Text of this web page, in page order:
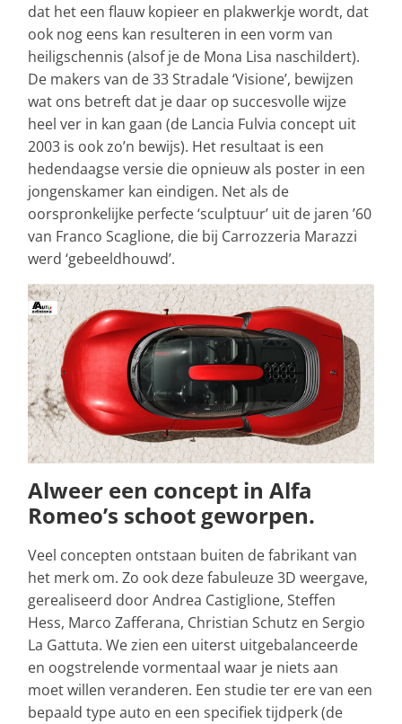
dat het een flauw kopieer en plakwerkje wordt, dat
ook nog eens kan resulteren in een vorm van
heiligschennis (alsof je de Mona Lisa naschildert).
De makers van de 33 Stradale ‘Visione’, bewijzen
wat ons betreft dat je daar op succesvolle wijze
heel ver in kan gaan (de Lancia Fulvia concept uit
2003 is ook zo’n bewijs). Het resultaat is een
hedendaagse versie die opnieuw als poster in een
jongenskamer kan eindigen. Net als de
oorspronkelijke perfecte ‘sculptuur’ uit de jaren ’60
van Franco Scaglione, die bij Carrozzeria Marazzi
werd ‘gebeeldhouwd’.
Alweer een concept in Alfa
Romeo’s schoot geworpen.
Veel concepten ontstaan buiten de fabrikant van
het merk om. Zo ook deze fabuleuze 3D weergave,
gerealiseerd door Andrea Castiglione, Steffen
Hess, Marco Zafferana, Christian Schutz en Sergio
La Gattuta. We zien een uiterst uitgebalanceerde
en oogstrelende vormentaal waar je niets aan
moet willen veranderen. Een studie ter ere van een
bepaald type auto en een specifiek tijdperk (de